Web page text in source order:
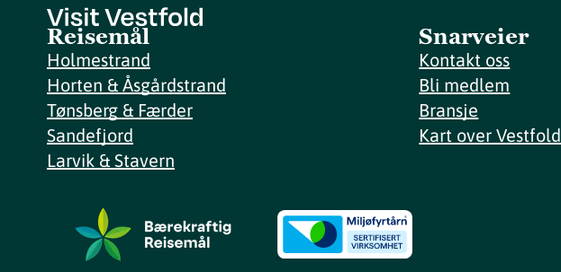
Reisemål
Holmestrand
Horten & Åsgårdstrand
Tønsberg & Færder
Sandefjord
Larvik & Stavern
Snarveier
Kontakt oss
Bli medlem
Bransje
Kart over Vestfold